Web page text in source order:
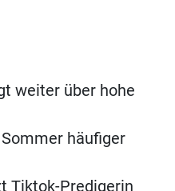
weiter über hohe
häufiger
Tiktok-Predigerin